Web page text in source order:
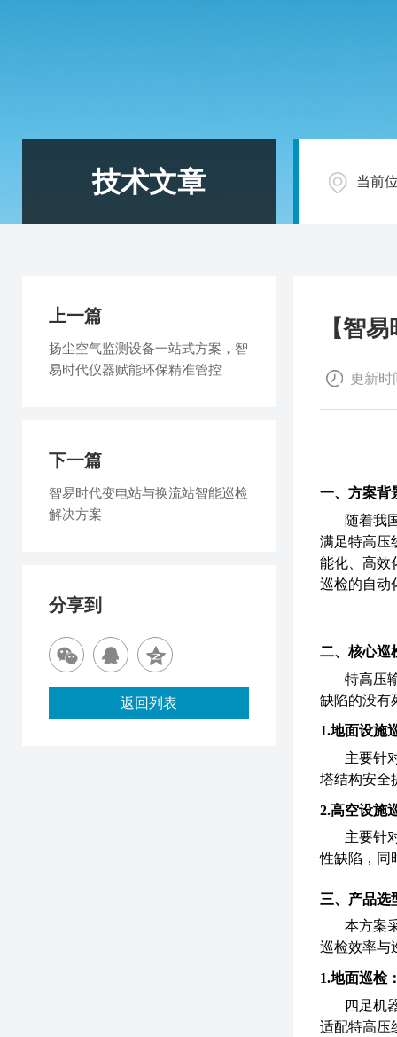
技术文章 当前
【智
更新时
一、方案背
随着我
满足特高压
能化、高效
巡检的自动
二、核心巡
特高压
缺陷的没有
1.地面设施
主要针
塔结构安全
2.高空设施
主要针
性缺陷，同
三、产品选
本方案
巡检效率与
1.地面巡检
四足机
适配特高压
上一篇
扬尘空气监测设备一站式方案，智
易时代仪器赋能环保精准管控
下一篇
智易时代变电站与换流站智能巡检
解决方案
分享到
返回列表